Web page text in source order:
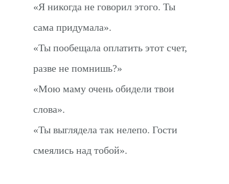
«Я никогда не говорил этого. Ты
сама придумала».
«Ты пообещала оплатить этот счет,
разве не помнишь?»
«Мою маму очень обидели твои
слова».
«Ты выглядела так нелепо. Гости
смеялись над тобой».